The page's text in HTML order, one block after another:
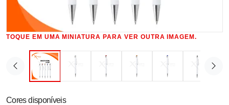
TOQUE EM UMA MINIATURA PARA VER OUTRA IMAGEM.
Cores disponíveis